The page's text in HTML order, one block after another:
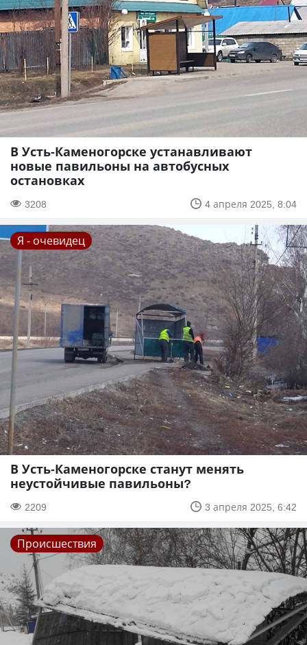
В Усть-Каменогорске устанавливают
новые павильоны на автобусных
остановках
3208 4 апреля 2025, 8:04
Я - очевидец
В Усть-Каменогорске станут менять
неустойчивые павильоны?
2209 3 апреля 2025, 6:42
Происшествия